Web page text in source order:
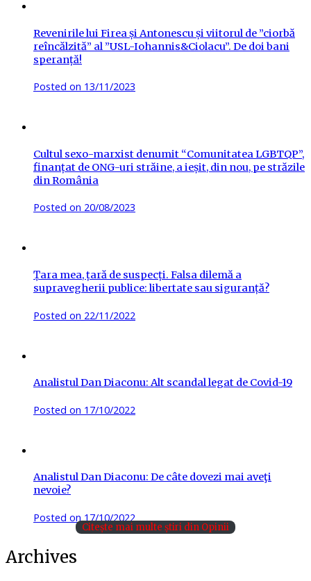
Revenirile lui Firea și Antonescu și viitorul de ”ciorbă
reîncălzită” al ”USL-Iohannis&Ciolacu”. De doi bani
speranță!
Posted on 13/11/2023
Cultul sexo-marxist denumit “Comunitatea LGBTQP”,
finanțat de ONG-uri străine, a ieșit, din nou, pe străzile
din România
Posted on 20/08/2023
Țara mea, țară de suspecți. Falsa dilemă a
supravegherii publice: libertate sau siguranță?
Posted on 22/11/2022
Analistul Dan Diaconu: Alt scandal legat de Covid-19
Posted on 17/10/2022
Analistul Dan Diaconu: De câte dovezi mai aveţi
nevoie?
Posted on 17/10/2022
Citește mai multe știri din Opinii
Archives